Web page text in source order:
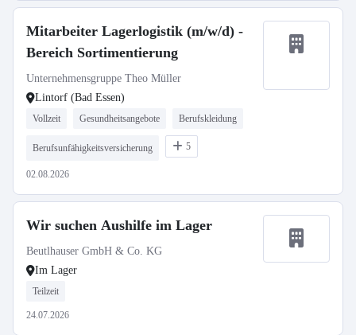
Mitarbeiter Lagerlogistik (m/w/d) -
Bereich Sortimentierung
Unternehmensgruppe Theo Müller
Lintorf (Bad Essen)
Vollzeit Gesundheitsangebote Berufskleidung
Berufsunfähigkeitsversicherung 5
02.08.2026
Wir suchen Aushilfe im Lager
Beutlhauser GmbH & Co. KG
Im Lager
Teilzeit
24.07.2026